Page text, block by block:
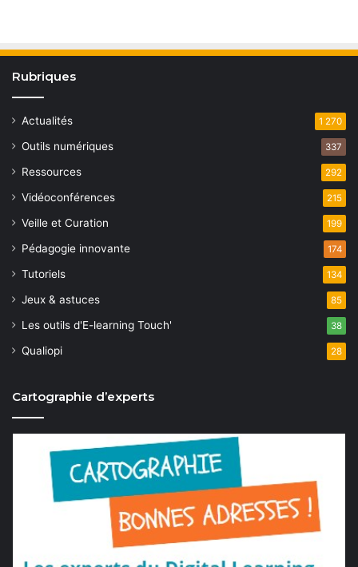
Rubriques
Actualités 1 270
Outils numériques 337
Ressources 292
Vidéoconférences 215
Veille et Curation 199
Pédagogie innovante 174
Tutoriels 134
Jeux & astuces 85
Les outils d'E-learning Touch' 38
Qualiopi 28
Cartographie d’experts